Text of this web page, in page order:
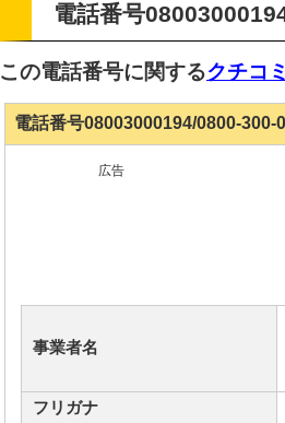
電話番号
この電話番号に関するクチコ
電話番号08003000194/0800-300-
広告
事業者名
フリガナ